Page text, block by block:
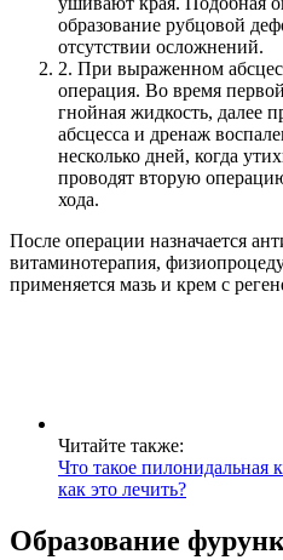
образование рубцовой
отсутствии осложнений.
2. При выраженном
операция. Во время
гнойная жидкость, далее
абсцесса и дренаж
несколько дней, когда
проводят вторую
хода.
После операции назначается
витаминотерапия,
применяется мазь и крем с
Читайте также:
Что такое пилонидальная
как это лечить?
Образование